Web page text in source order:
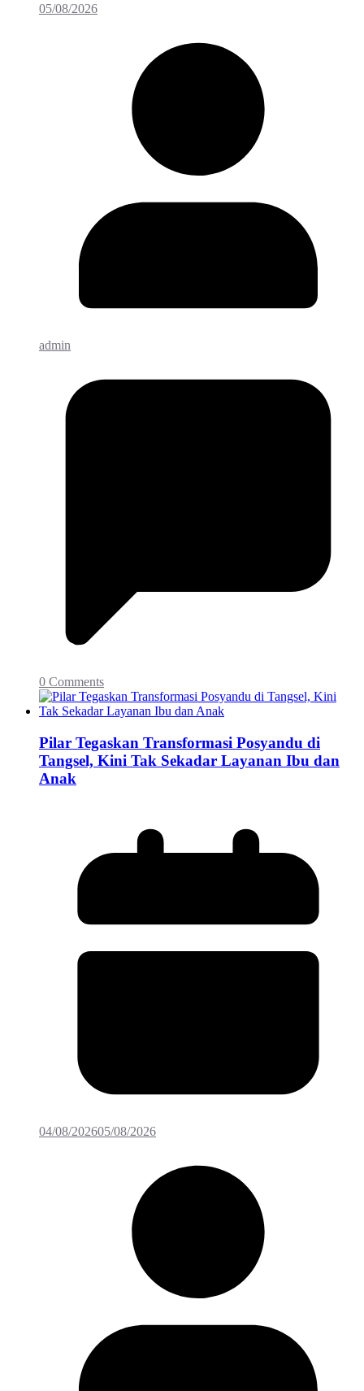
05/08/2026
admin
0 Comments
Pilar Tegaskan Transformasi Posyandu di
Tangsel, Kini Tak Sekadar Layanan Ibu dan
Anak
04/08/202605/08/2026